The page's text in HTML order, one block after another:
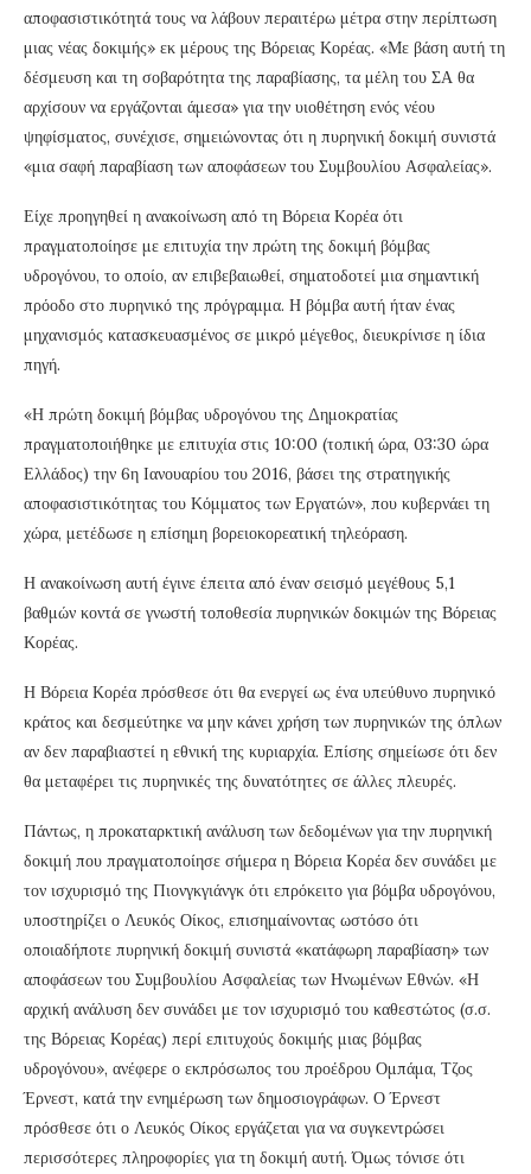
αποφασιστικότητά τους να λάβουν περαιτέρω μέτρα στην περίπτωση
μιας νέας δοκιμής» εκ μέρους της Βόρειας Κορέας. «Με βάση αυτή τη
δέσμευση και τη σοβαρότητα της παραβίασης, τα μέλη του ΣΑ θα
αρχίσουν να εργάζονται άμεσα» για την υιοθέτηση ενός νέου
ψηφίσματος, συνέχισε, σημειώνοντας ότι η πυρηνική δοκιμή συνιστά
«μια σαφή παραβίαση των αποφάσεων του Συμβουλίου Ασφαλείας».
Είχε προηγηθεί η ανακοίνωση από τη Βόρεια Κορέα ότι
πραγματοποίησε με επιτυχία την πρώτη της δοκιμή βόμβας
υδρογόνου, το οποίο, αν επιβεβαιωθεί, σηματοδοτεί μια σημαντική
πρόοδο στο πυρηνικό της πρόγραμμα. Η βόμβα αυτή ήταν ένας
μηχανισμός κατασκευασμένος σε μικρό μέγεθος, διευκρίνισε η ίδια
πηγή.
«Η πρώτη δοκιμή βόμβας υδρογόνου της Δημοκρατίας
πραγματοποιήθηκε με επιτυχία στις 10:00 (τοπική ώρα, 03:30 ώρα
Ελλάδος) την 6η Ιανουαρίου του 2016, βάσει της στρατηγικής
αποφασιστικότητας του Κόμματος των Εργατών», που κυβερνάει τη
χώρα, μετέδωσε η επίσημη βορειοκορεατική τηλεόραση.
Η ανακοίνωση αυτή έγινε έπειτα από έναν σεισμό μεγέθους 5,1
βαθμών κοντά σε γνωστή τοποθεσία πυρηνικών δοκιμών της Βόρειας
Κορέας.
Η Βόρεια Κορέα πρόσθεσε ότι θα ενεργεί ως ένα υπεύθυνο πυρηνικό
κράτος και δεσμεύτηκε να μην κάνει χρήση των πυρηνικών της όπλων
αν δεν παραβιαστεί η εθνική της κυριαρχία. Επίσης σημείωσε ότι δεν
θα μεταφέρει τις πυρηνικές της δυνατότητες σε άλλες πλευρές.
Πάντως, η προκαταρκτική ανάλυση των δεδομένων για την πυρηνική
δοκιμή που πραγματοποίησε σήμερα η Βόρεια Κορέα δεν συνάδει με
τον ισχυρισμό της Πιονγκγιάνγκ ότι επρόκειτο για βόμβα υδρογόνου,
υποστηρίζει ο Λευκός Οίκος, επισημαίνοντας ωστόσο ότι
οποιαδήποτε πυρηνική δοκιμή συνιστά «κατάφωρη παραβίαση» των
αποφάσεων του Συμβουλίου Ασφαλείας των Ηνωμένων Εθνών. «Η
αρχική ανάλυση δεν συνάδει με τον ισχυρισμό του καθεστώτος (σ.σ.
της Βόρειας Κορέας) περί επιτυχούς δοκιμής μιας βόμβας
υδρογόνου», ανέφερε ο εκπρόσωπος του προέδρου Ομπάμα, Τζος
Έρνεστ, κατά την ενημέρωση των δημοσιογράφων. Ο Έρνεστ
πρόσθεσε ότι ο Λευκός Οίκος εργάζεται για να συγκεντρώσει
περισσότερες πληροφορίες για τη δοκιμή αυτή. Όμως τόνισε ότι